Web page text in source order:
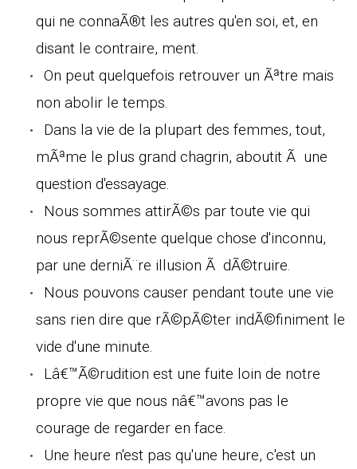
qui ne connaÃ®t les autres qu'en soi, et, en
disant le contraire, ment.
On peut quelquefois retrouver un Ãªtre mais
non abolir le temps.
Dans la vie de la plupart des femmes, tout,
mÃªme le plus grand chagrin, aboutit Ã une
question d'essayage.
Nous sommes attirÃ©s par toute vie qui
nous reprÃ©sente quelque chose d'inconnu,
par une derniÃ¨re illusion Ã dÃ©truire.
Nous pouvons causer pendant toute une vie
sans rien dire que rÃ©pÃ©ter indÃ©finiment le
vide d'une minute.
Lâ€™Ã©rudition est une fuite loin de notre
propre vie que nous nâ€™avons pas le
courage de regarder en face.
Une heure n'est pas qu'une heure, c'est un